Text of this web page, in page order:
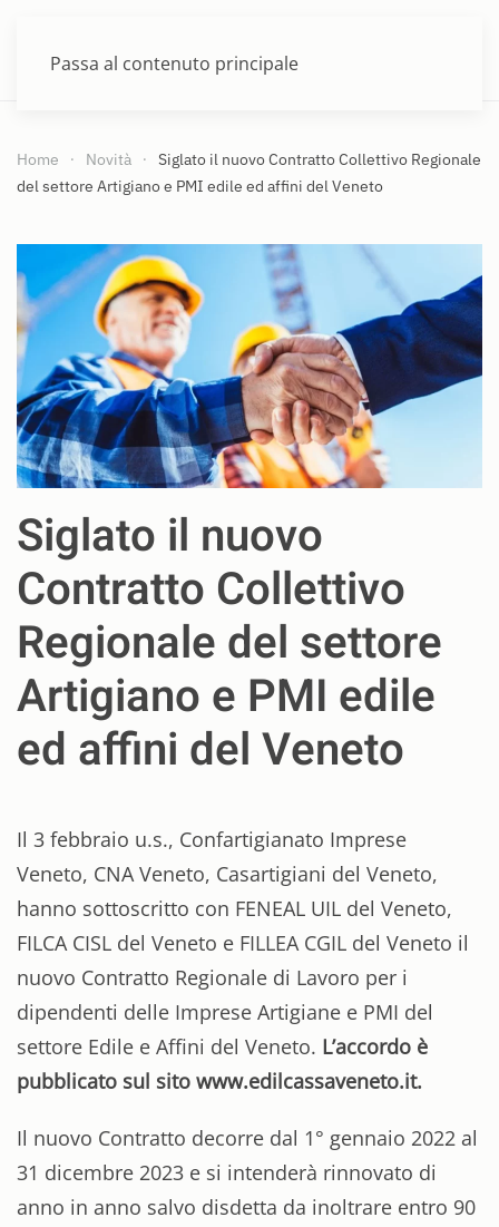
Passa al contenuto principale
Home Novità
Siglato il nuovo Contratto Collettivo Regionale
del settore Artigiano e PMI edile ed affini del Veneto
Siglato il nuovo
Contratto Collettivo
Regionale del settore
Artigiano e PMI edile
ed affini del Veneto
Il 3 febbraio u.s., Confartigianato Imprese
Veneto, CNA Veneto, Casartigiani del Veneto,
hanno sottoscritto con FENEAL UIL del Veneto,
FILCA CISL del Veneto e FILLEA CGIL del Veneto il
nuovo Contratto Regionale di Lavoro per i
dipendenti delle Imprese Artigiane e PMI del
settore Edile e Affini del Veneto. L’accordo è
pubblicato sul sito www.edilcassaveneto.it.
Il nuovo Contratto decorre dal 1° gennaio 2022 al
31 dicembre 2023 e si intenderà rinnovato di
anno in anno salvo disdetta da inoltrare entro 90